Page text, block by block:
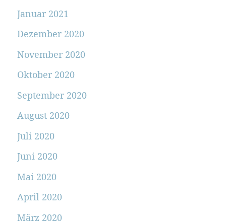
Januar 2021
Dezember 2020
November 2020
Oktober 2020
September 2020
August 2020
Juli 2020
Juni 2020
Mai 2020
April 2020
März 2020